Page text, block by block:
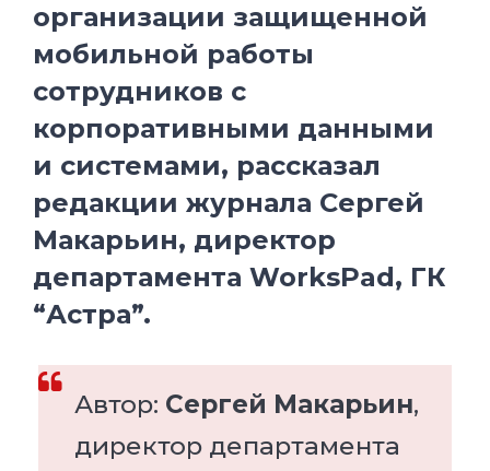
организации защищенной
мобильной работы
сотрудников с
корпоративными данными
и системами, рассказал
редакции журнала Сергей
Макарьин, директор
департамента WorksPad, ГК
“Астра”.
Автор: Сергей Макарьин,
директор департамента